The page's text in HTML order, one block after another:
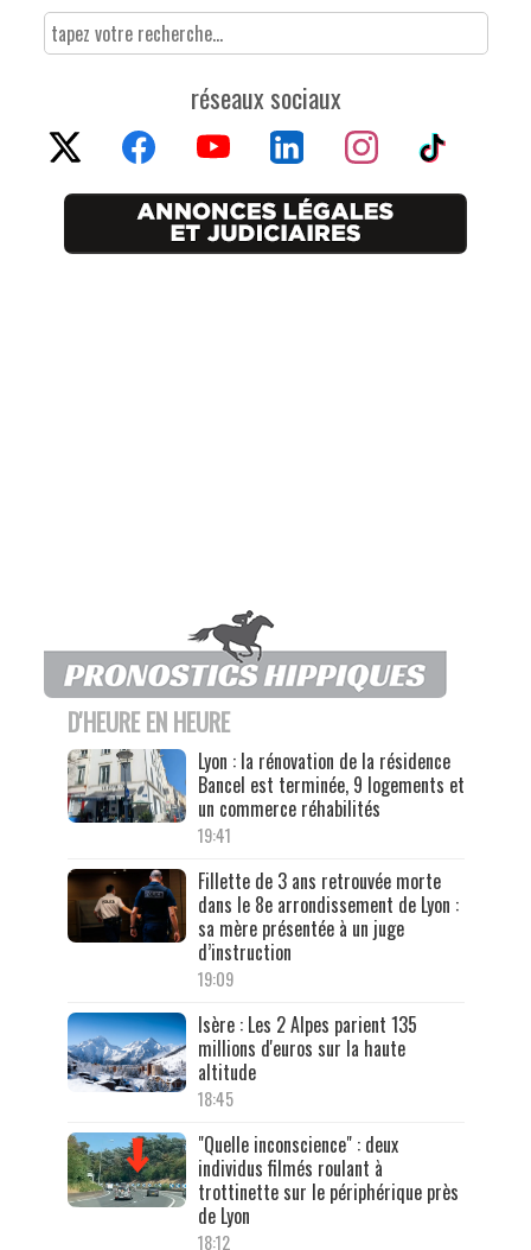
réseaux sociaux
D'HEURE EN HEURE
Lyon : la rénovation de la résidence
Bancel est terminée, 9 logements et
un commerce réhabilités
19:41
Fillette de 3 ans retrouvée morte
dans le 8e arrondissement de Lyon :
sa mère présentée à un juge
d’instruction
19:09
Isère : Les 2 Alpes parient 135
millions d'euros sur la haute
altitude
18:45
"Quelle inconscience" : deux
individus filmés roulant à
trottinette sur le périphérique près
de Lyon
18:12